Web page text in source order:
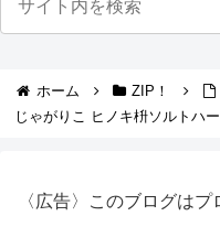
ホーム ZIP！
じゃがりこ ヒノキ枡ソルトハ
〈広告〉このブログは